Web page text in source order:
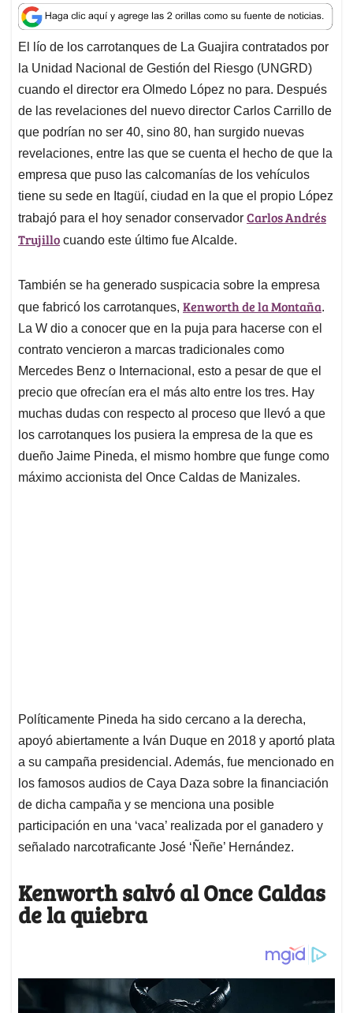
a
t
s
A
p
p
c
e
b
o
o
k
n
k
e
d
I
n
a
i
l
r
e
a
d
s
El lío de los carrotanques de La Guajira contratados por
la Unidad Nacional de Gestión del Riesgo (UNGRD)
cuando el director era Olmedo López no para. Después
de las revelaciones del nuevo director Carlos Carrillo de
que podrían no ser 40, sino 80, han surgido nuevas
revelaciones, entre las que se cuenta el hecho de que la
empresa que puso las calcomanías de los vehículos
tiene su sede en Itagüí, ciudad en la que el propio López
trabajó para el hoy senador conservador Carlos Andrés
Trujillo cuando este último fue Alcalde.
También se ha generado suspicacia sobre la empresa
que fabricó los carrotanques, Kenworth de la Montaña.
La W dio a conocer que en la puja para hacerse con el
contrato vencieron a marcas tradicionales como
Mercedes Benz o Internacional, esto a pesar de que el
precio que ofrecían era el más alto entre los tres. Hay
muchas dudas con respecto al proceso que llevó a que
los carrotanques los pusiera la empresa de la que es
dueño Jaime Pineda, el mismo hombre que funge como
máximo accionista del Once Caldas de Manizales.
Políticamente Pineda ha sido cercano a la derecha,
apoyó abiertamente a Iván Duque en 2018 y aportó plata
a su campaña presidencial. Además, fue mencionado en
los famosos audios de Caya Daza sobre la financiación
de dicha campaña y se menciona una posible
participación en una ‘vaca’ realizada por el ganadero y
señalado narcotraficante José ‘Ñeñe’ Hernández.
Kenworth salvó al Once Caldas
de la quiebra